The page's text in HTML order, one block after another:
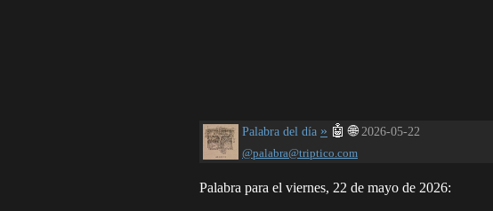
Palabra del día » 🤖 🌐 2026-05-22
@palabra@triptico.com
Palabra para el viernes, 22 de mayo de 2026: